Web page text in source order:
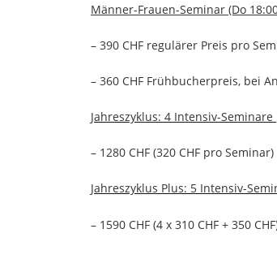
Männer-Frauen-Seminar (Do
– 390 CHF regulärer Preis pro
– 360 CHF Frühbucherpreis, bei
Jahreszyklus: 4 Intensiv-Seminare
– 1280 CHF (320 CHF pro Seminar)
Jahreszyklus Plus: 5 Intensiv-
– 1590 CHF (4 x 310 CHF + 350